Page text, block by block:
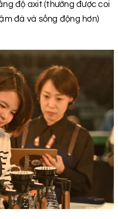
độ axit (thường được coi
đà và sống động hơn)